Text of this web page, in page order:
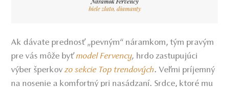
Ak dávate prednosť „pevným“ náramkom, tým pravým
pre vás môže byťmodel Fervency,hrdo zastupujúci
výber šperkov zo sekcie Top trendových. Veľmi príjemný
na nosenie a komfortný pri nasádzaní. Srdce, ktoré mu